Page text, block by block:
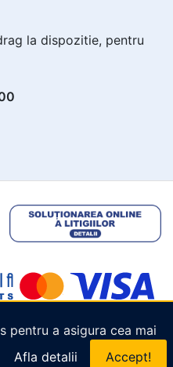
pentru a asigura cea mai
Afla detalii Accept!
la dispozitie, pentru
. Toate drepturile